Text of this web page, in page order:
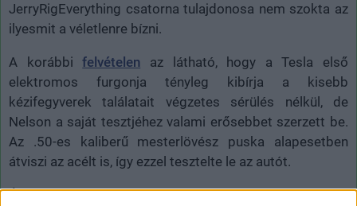
JerryRigEverything csatorna tulajdonosa nem szokta az
ilyesmit a véletlenre bízni.
A korábbifelvételen az látható, hogy a Tesla első
elektromos furgonja tényleg kibírja a kisebb
kézifegyverek találatait végzetes sérülés nélkül, de
Nelson a saját tesztjéhez valami erősebbet szerzett be.
Az .50-es kaliberű mesterlövész puska alapesetben
átviszi az acélt is, így ezzel tesztelte le az autót.
Érdemes végignézni a videót, ahol a fokozatosság elvét